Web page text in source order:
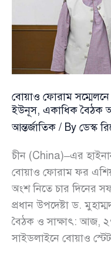
বোয়াও ফোরাম সম্মেলনে
ইউনূস, একাধিক বৈঠক
আন্তর্জাতিক / By ডেস্ক
চীন (China)–এর
বোয়াও ফোরাম ফর
অংশ নিতে চার দিনের
প্রধান উপদেষ্টা ড.
বৈঠক ও সাক্ষাৎ: আজ,
সাইডলাইনে বোয়াও